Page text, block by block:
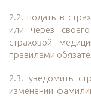
2.2. подать в
или через
страховой
правилами
2.3. уведомить
изменении